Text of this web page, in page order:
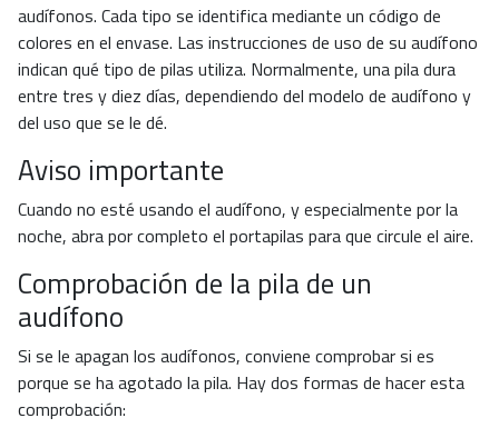
audífonos. Cada tipo se identifica mediante un código de
colores en el envase. Las instrucciones de uso de su audífono
indican qué tipo de pilas utiliza. Normalmente, una pila dura
entre tres y diez días, dependiendo del modelo de audífono y
del uso que se le dé.
Aviso importante
Cuando no esté usando el audífono, y especialmente por la
noche, abra por completo el portapilas para que circule el aire.
Comprobación de la pila de un
audífono
Si se le apagan los audífonos, conviene comprobar si es
porque se ha agotado la pila. Hay dos formas de hacer esta
comprobación: